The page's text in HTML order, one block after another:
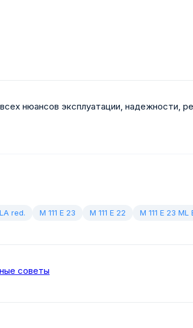
нюансов эксплуатации, надежности,
red. M 111 E 23 M 111 E 22 M 111 E 23 ML
советы